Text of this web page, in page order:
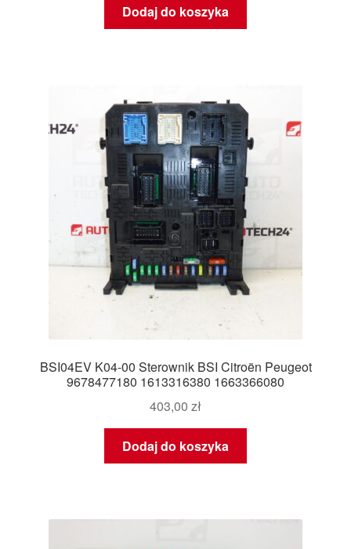
Dodaj do koszyka
BSI04EV K04-00 Sterownik BSI Citroën Peugeot
9678477180 1613316380 1663366080
403,00 zł
Dodaj do koszyka